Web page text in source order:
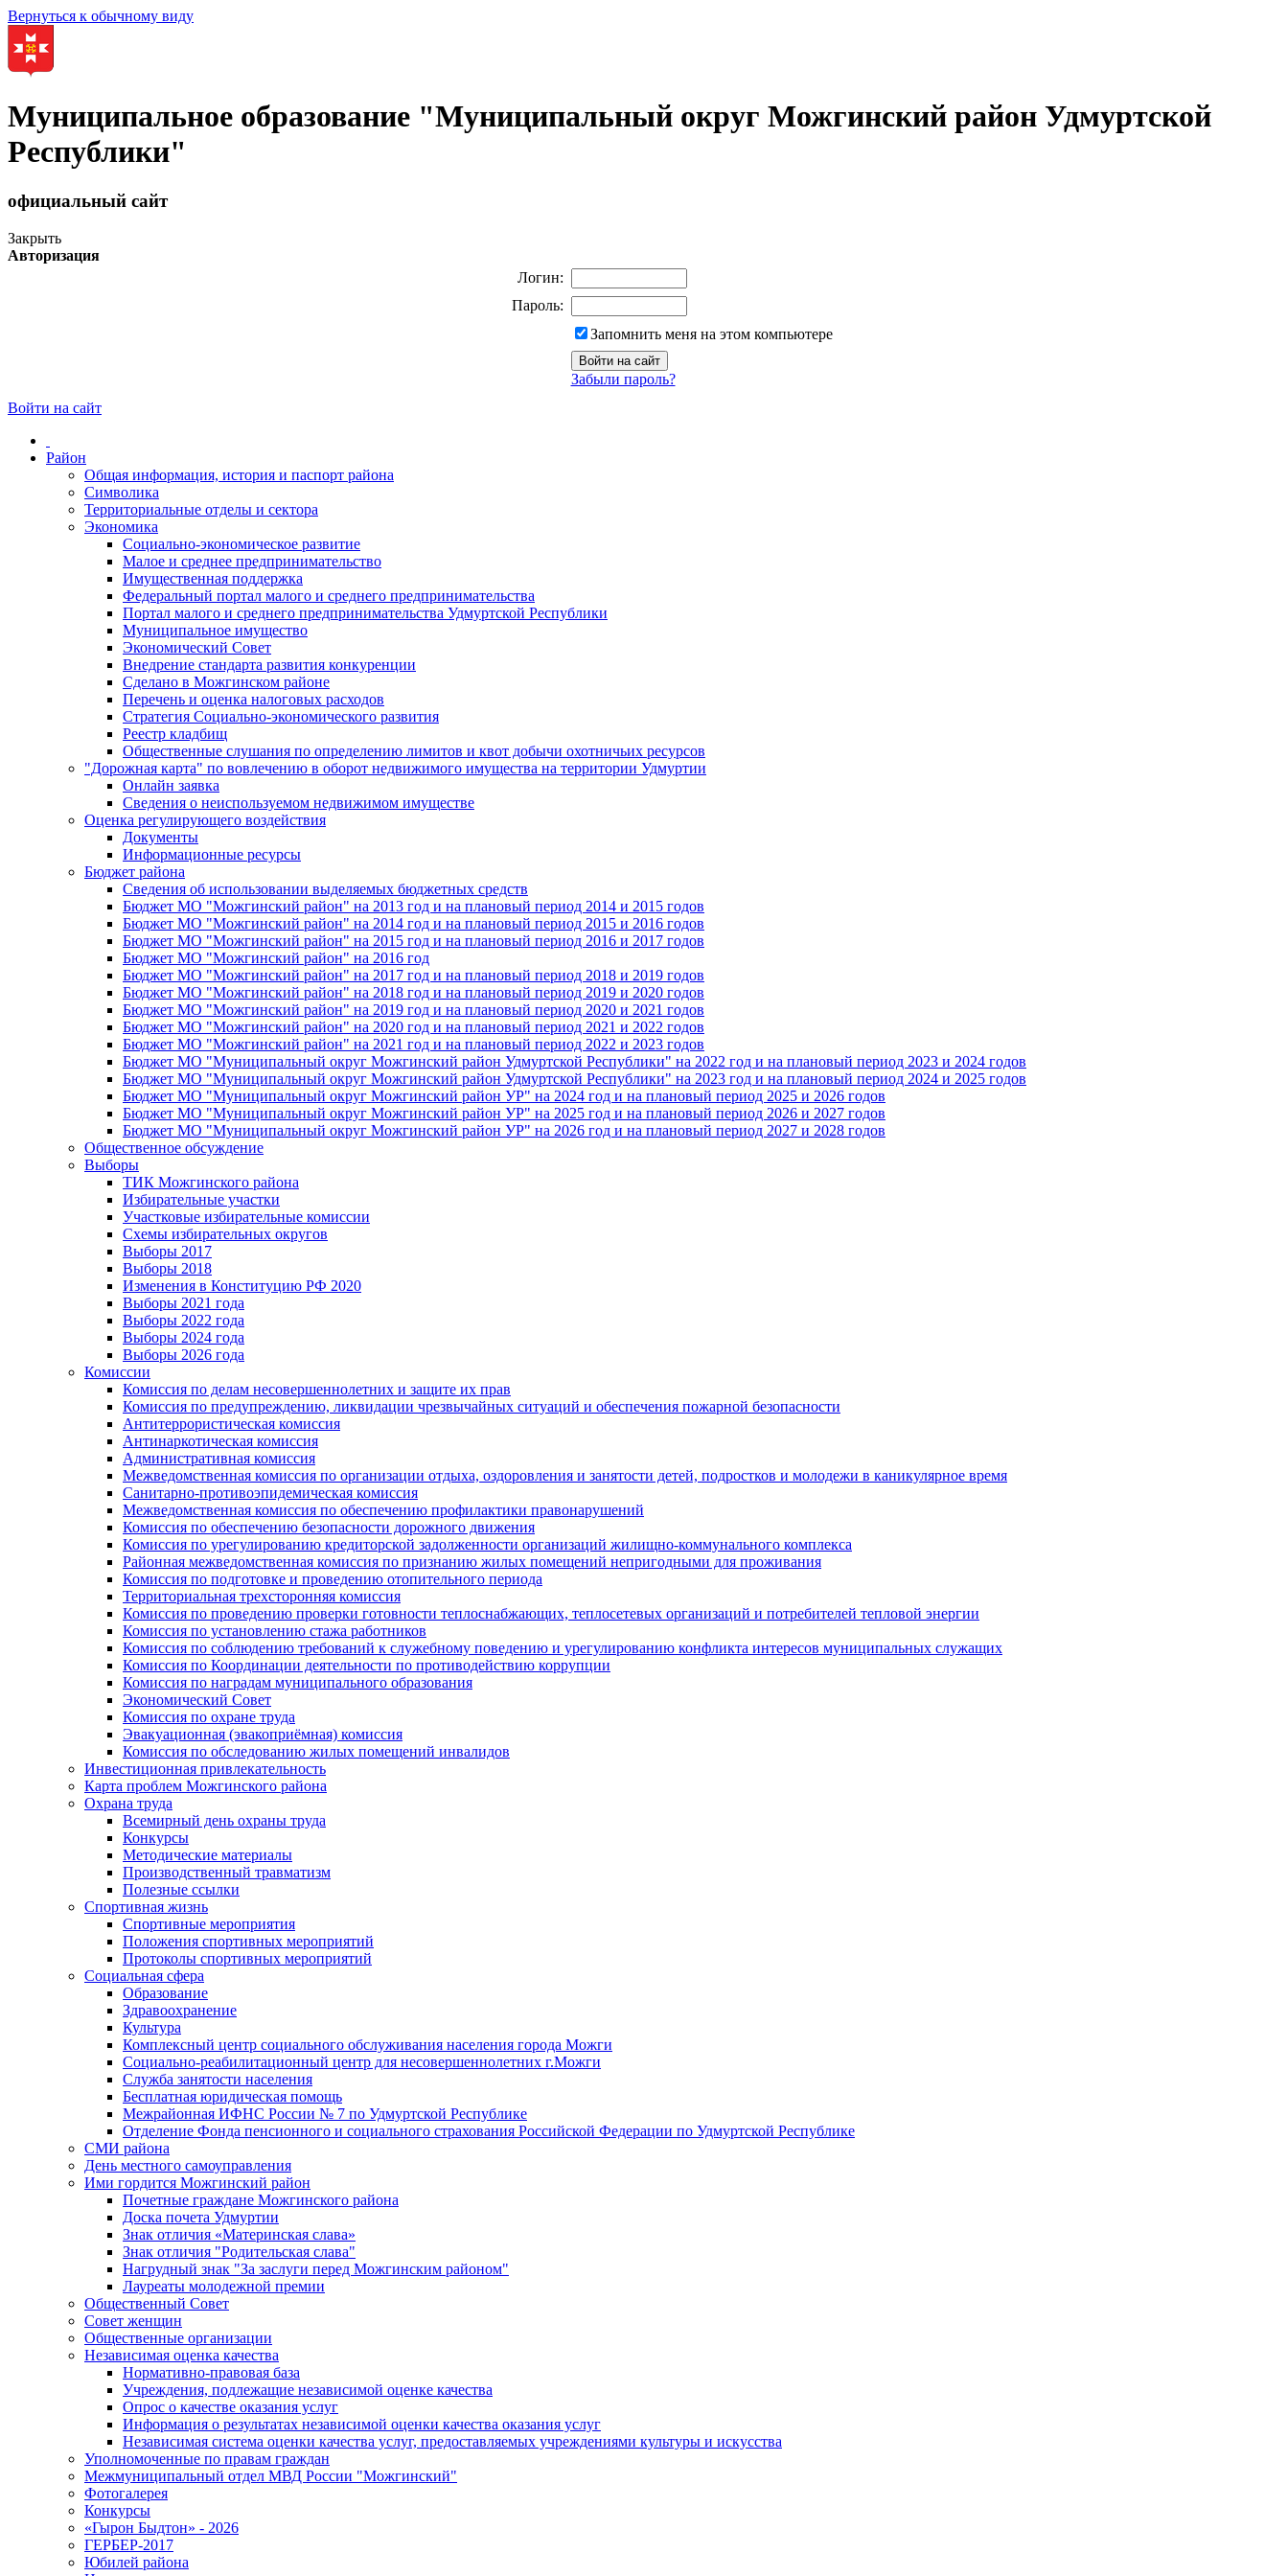
Вернуться к обычному виду
Муниципальное образование "Муниципальный округ Можгинский район Удмуртской
Республики"
официальный сайт
Закрыть
Авторизация
Логин:
Пароль:
Запомнить меня на этом компьютере
Забыли пароль?
Войти на сайт
Район
Общая информация, история и паспорт района
Символика
Территориальные отделы и сектора
Экономика
Социально-экономическое развитие
Малое и среднее предпринимательство
Имущественная поддержка
Федеральный портал малого и среднего предпринимательства
Портал малого и среднего предпринимательства Удмуртской Республики
Муниципальное имущество
Экономический Совет
Внедрение стандарта развития конкуренции
Сделано в Можгинском районе
Перечень и оценка налоговых расходов
Стратегия Социально-экономического развития
Реестр кладбищ
Общественные слушания по определению лимитов и квот добычи охотничьих ресурсов
"Дорожная карта" по вовлечению в оборот недвижимого имущества на территории Удмуртии
Онлайн заявка
Сведения о неиспользуемом недвижимом имуществе
Оценка регулирующего воздействия
Документы
Информационные ресурсы
Бюджет района
Сведения об использовании выделяемых бюджетных средств
Бюджет МО "Можгинский район" на 2013 год и на плановый период 2014 и 2015 годов
Бюджет МО "Можгинский район" на 2014 год и на плановый период 2015 и 2016 годов
Бюджет МО "Можгинский район" на 2015 год и на плановый период 2016 и 2017 годов
Бюджет МО "Можгинский район" на 2016 год
Бюджет МО "Можгинский район" на 2017 год и на плановый период 2018 и 2019 годов
Бюджет МО "Можгинский район" на 2018 год и на плановый период 2019 и 2020 годов
Бюджет МО "Можгинский район" на 2019 год и на плановый период 2020 и 2021 годов
Бюджет МО "Можгинский район" на 2020 год и на плановый период 2021 и 2022 годов
Бюджет МО "Можгинский район" на 2021 год и на плановый период 2022 и 2023 годов
Бюджет МО "Муниципальный округ Можгинский район Удмуртской Республики" на 2022 год и на плановый период 2023 и 2024 годов
Бюджет МО "Муниципальный округ Можгинский район Удмуртской Республики" на 2023 год и на плановый период 2024 и 2025 годов
Бюджет МО "Муниципальный округ Можгинский район УР" на 2024 год и на плановый период 2025 и 2026 годов
Бюджет МО "Муниципальный округ Можгинский район УР" на 2025 год и на плановый период 2026 и 2027 годов
Бюджет МО "Муниципальный округ Можгинский район УР" на 2026 год и на плановый период 2027 и 2028 годов
Общественное обсуждение
Выборы
ТИК Можгинского района
Избирательные участки
Участковые избирательные комиссии
Схемы избирательных округов
Выборы 2017
Выборы 2018
Изменения в Конституцию РФ 2020
Выборы 2021 года
Выборы 2022 года
Выборы 2024 года
Выборы 2026 года
Комиссии
Комиссия по делам несовершеннолетних и защите их прав
Комиссия по предупреждению, ликвидации чрезвычайных ситуаций и обеспечения пожарной безопасности
Антитеррористическая комиссия
Антинаркотическая комиссия
Административная комиссия
Межведомственная комиссия по организации отдыха, оздоровления и занятости детей, подростков и молодежи в каникулярное время
Санитарно-противоэпидемическая комиссия
Межведомственная комиссия по обеспечению профилактики правонарушений
Комиссия по обеспечению безопасности дорожного движения
Комиссия по урегулированию кредиторской задолженности организаций жилищно-коммунального комплекса
Районная межведомственная комиссия по признанию жилых помещений непригодными для проживания
Комиссия по подготовке и проведению отопительного периода
Территориальная трехсторонняя комиссия
Комиссия по проведению проверки готовности теплоснабжающих, теплосетевых организаций и потребителей тепловой энергии
Комиссия по установлению стажа работников
Комиссия по соблюдению требований к служебному поведению и урегулированию конфликта интересов муниципальных служащих
Комиссия по Координации деятельности по противодействию коррупции
Комиссия по наградам муниципального образования
Экономический Совет
Комиссия по охране труда
Эвакуационная (эвакоприёмная) комиссия
Комиссия по обследованию жилых помещений инвалидов
Инвестиционная привлекательность
Карта проблем Можгинского района
Охрана труда
Всемирный день охраны труда
Конкурсы
Методические материалы
Производственный травматизм
Полезные ссылки
Спортивная жизнь
Спортивные мероприятия
Положения спортивных мероприятий
Протоколы спортивных мероприятий
Социальная сфера
Образование
Здравоохранение
Культура
Комплексный центр социального обслуживания населения города Можги
Социально-реабилитационный центр для несовершеннолетних г.Можги
Служба занятости населения
Бесплатная юридическая помощь
Межрайонная ИФНС России № 7 по Удмуртской Республике
Отделение Фонда пенсионного и социального страхования Российской Федерации по Удмуртской Республике
СМИ района
День местного самоуправления
Ими гордится Можгинский район
Почетные граждане Можгинского района
Доска почета Удмуртии
Знак отличия «Материнская слава»
Знак отличия "Родительская слава"
Нагрудный знак "За заслуги перед Можгинским районом"
Лауреаты молодежной премии
Общественный Совет
Совет женщин
Общественные организации
Независимая оценка качества
Нормативно-правовая база
Учреждения, подлежащие независимой оценке качества
Опрос о качестве оказания услуг
Информация о результатах независимой оценки качества оказания услуг
Независимая система оценки качества услуг, предоставляемых учреждениями культуры и искусства
Уполномоченные по правам граждан
Межмуниципальный отдел МВД России "Можгинский"
Фотогалерея
Конкурсы
«Гырон Быдтон» - 2026
ГЕРБЕР-2017
Юбилей района